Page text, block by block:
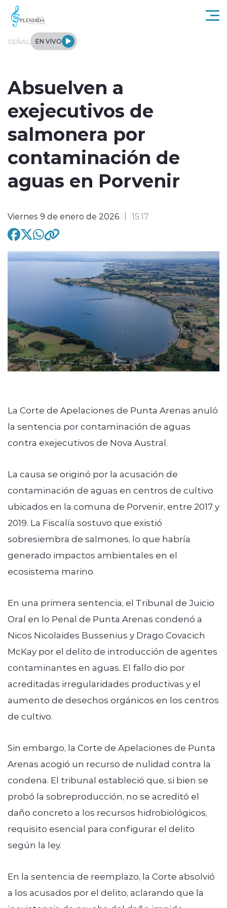
Click acá para ir directamente al contenido
SEÑAL EN VIVO
Tendencias
Internacional
modo claro
Absuelven a
exejecutivos de
salmonera por
contaminación de
aguas en Porvenir
Viernes 9 de enero de 2026 15:17
La Corte de Apelaciones de Punta Arenas anuló
la sentencia por contaminación de aguas
contra exejecutivos de Nova Austral.
La causa se originó por la acusación de
contaminación de aguas en centros de cultivo
ubicados en la comuna de Porvenir, entre 2017 y
2019. La Fiscalía sostuvo que existió
sobresiembra de salmones, lo que habría
generado impactos ambientales en el
ecosistema marino.
En una primera sentencia, el Tribunal de Juicio
Oral en lo Penal de Punta Arenas condenó a
Nicos Nicolaides Bussenius y Drago Covacich
McKay por el delito de introducción de agentes
contaminantes en aguas. El fallo dio por
acreditadas irregularidades productivas y el
aumento de desechos orgánicos en los centros
de cultivo.
Sin embargo, la Corte de Apelaciones de Punta
Arenas acogió un recurso de nulidad contra la
condena. El tribunal estableció que, si bien se
probó la sobreproducción, no se acreditó el
daño concreto a los recursos hidrobiológicos,
requisito esencial para configurar el delito
según la ley.
En la sentencia de reemplazo, la Corte absolvió
a los acusados por el delito, aclarando que la